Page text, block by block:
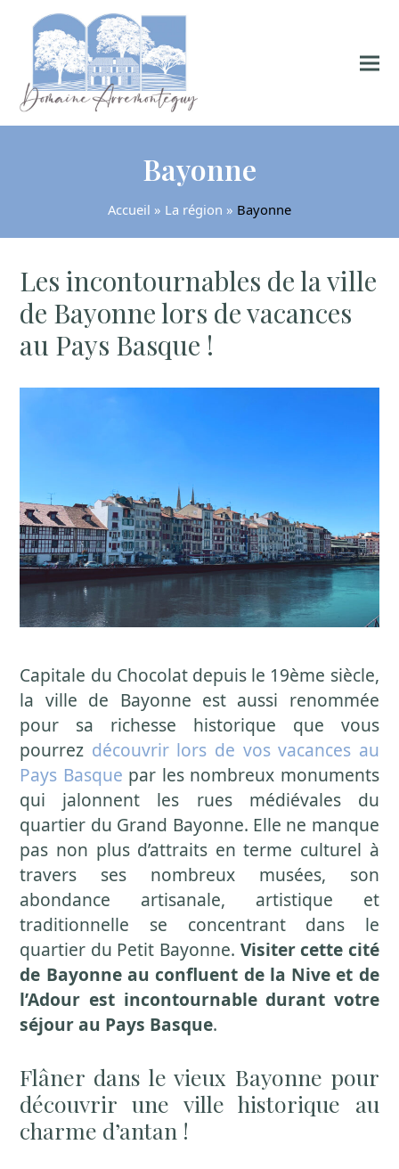
Bayonne
Accueil » La région » Bayonne
Les incontournables de la ville
de Bayonne lors de vacances
au Pays Basque !
Capitale du Chocolat depuis le 19ème siècle,
la ville de Bayonne est aussi renommée
pour sa richesse historique que vous
pourrez découvrir lors de vos vacances au
Pays Basque par les nombreux monuments
qui jalonnent les rues médiévales du
quartier du Grand Bayonne. Elle ne manque
pas non plus d’attraits en terme culturel à
travers ses nombreux musées, son
abondance artisanale, artistique et
traditionnelle se concentrant dans le
quartier du Petit Bayonne. Visiter cette cité
de Bayonne au confluent de la Nive et de
l’Adour est incontournable durant votre
séjour au Pays Basque.
Flâner dans le vieux Bayonne pour
découvrir une ville historique au
charme d’antan !